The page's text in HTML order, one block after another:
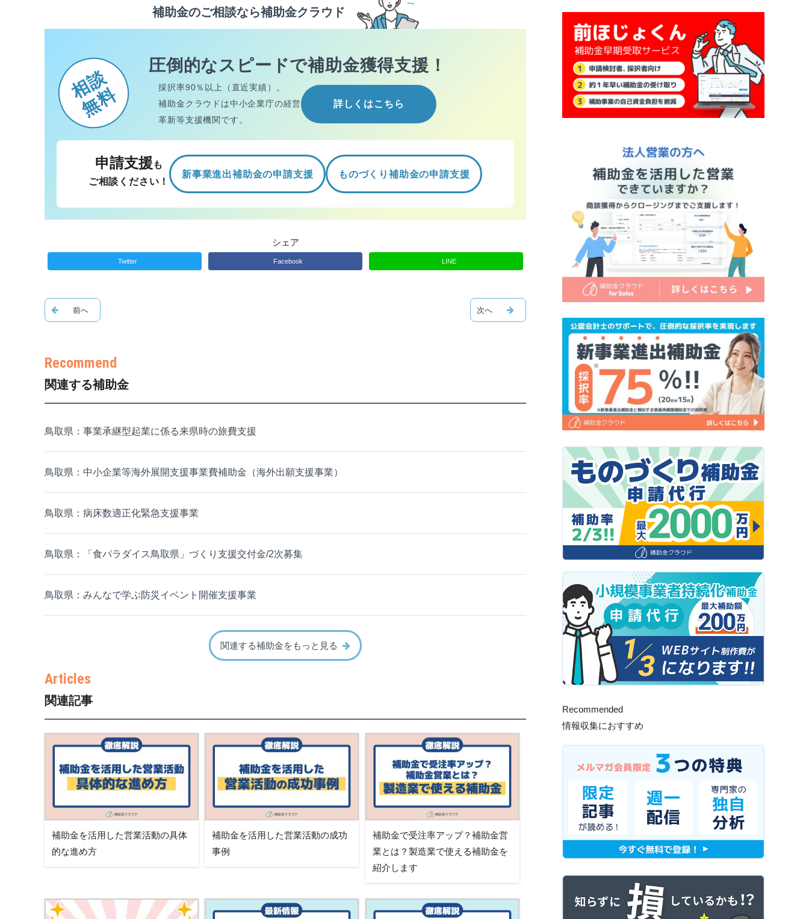
補助金のご相談なら補助金クラウド
相談
無料
圧倒的なスピードで補助金獲得支援！
採択率90％以上（直近実績）。
補助金クラウドは中小企業庁の経営
革新等支援機関です。
詳しくはこちら
申請支援 も
ご相談ください！
新事業進出補助金の申請支援 ものづくり補助金の申請支援
シェア
Twitter Facebook LINE
関連する補助金
鳥取県：事業承継型起業に係る来県時の旅費支援
鳥取県：中小企業等海外展開支援事業費補助金（海外出願支援事業）
鳥取県：病床数適正化緊急支援事業
鳥取県：「食パラダイス鳥取県」づくり支援交付金/2次募集
鳥取県：みんなで学ぶ防災イベント開催支援事業
関連する補助金をもっと見る
関連記事
補助金を活用した営業活動の具体
的な進め方
補助金を活用した営業活動の成功
事例
補助金で受注率アップ？補助金営
業とは？製造業で使える補助金を
紹介します
Recommended
情報収集におすすめ